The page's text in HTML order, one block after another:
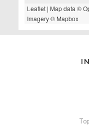
Leaflet| Map data ©
Imagery © Mapbox